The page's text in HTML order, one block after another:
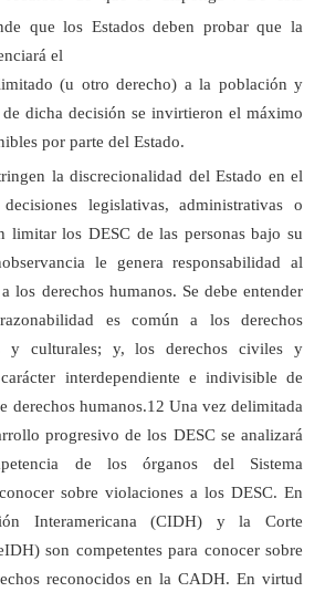
que los Estados deben probar que la
el
(u otro derecho) a la población y
dicha decisión se invirtieron el máximo
por parte del Estado.
la discrecionalidad del Estado en el
legislativas, administrativas o
limitar los DESC de las personas bajo su
le genera responsabilidad al
los derechos humanos. Se debe entender
es común a los derechos
y culturales; y, los derechos civiles y
interdependiente e indivisible de
derechos humanos.12 Una vez delimitada
progresivo de los DESC se analizará
de los órganos del Sistema
sobre violaciones a los DESC. En
Interamericana (CIDH) y la Corte
son competentes para conocer sobre
reconocidos en la CADH. En virtud